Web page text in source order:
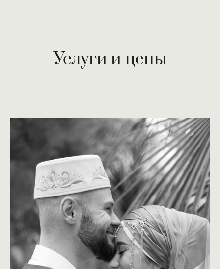
Услуги и цены